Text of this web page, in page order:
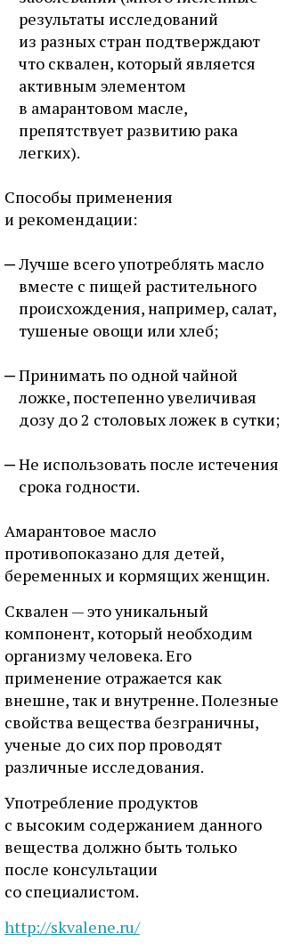
результаты исследований
из разных стран подтверждают
что сквален, который является
активным элементом
в амарантовом масле,
препятствует развитию рака
легких).
Способы применения
и рекомендации:
Лучше всего употреблять масло
вместе с пищей растительного
происхождения, например, салат,
тушеные овощи или хлеб;
Принимать по одной чайной
ложке, постепенно увеличивая
дозу до 2 столовых ложек в сутки;
Не использовать после истечения
срока годности.
Амарантовое масло
противопоказано для детей,
беременных и кормящих женщин.
Сквален — это уникальный
компонент, который необходим
организму человека. Его
применение отражается как
внешне, так и внутренне. Полезные
свойства вещества безграничны,
ученые до сих пор проводят
различные исследования.
Употребление продуктов
с высоким содержанием данного
вещества должно быть только
после консультации
со специалистом.
http://skvalene.ru/